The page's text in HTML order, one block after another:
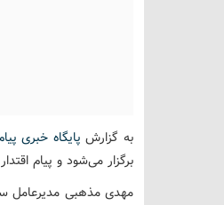
به گزارش پایگاه خبری
برگزار می‌شود و پیام
مهدی مذهبی مدیرعامل